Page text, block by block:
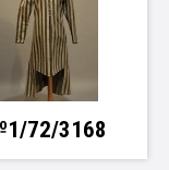
72/3168